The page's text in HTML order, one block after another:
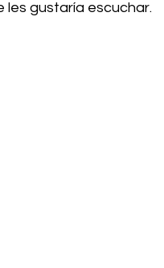
les gustaría escuchar.